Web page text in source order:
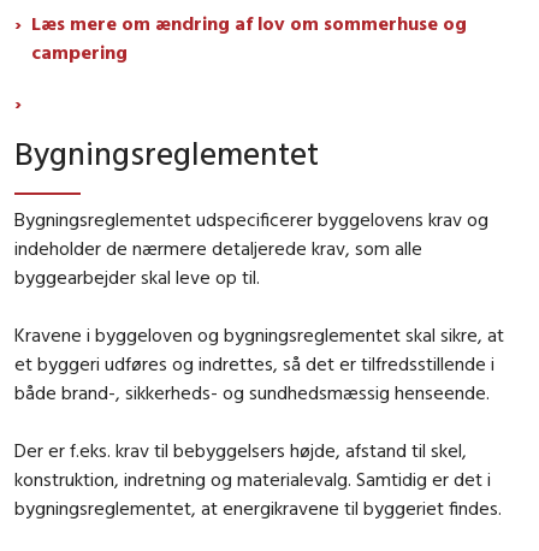
Læs mere om ændring af lov om sommerhuse og
campering
Bygningsreglementet
Bygningsreglementet udspecificerer byggelovens krav og
indeholder de nærmere detaljerede krav, som alle
byggearbejder skal leve op til.
Kravene i byggeloven og bygningsreglementet skal sikre, at
et byggeri udføres og indrettes, så det er tilfredsstillende i
både brand-, sikkerheds- og sundhedsmæssig henseende.
Der er f.eks. krav til bebyggelsers højde, afstand til skel,
konstruktion, indretning og materialevalg. Samtidig er det i
bygningsreglementet, at energikravene til byggeriet findes.